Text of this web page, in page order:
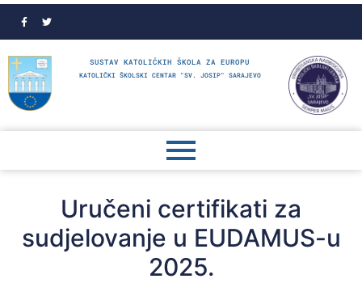
SUSTAV KATOLIČKIH ŠKOLA ZA EUROPU
KATOLIČKI ŠKOLSKI CENTAR "SV. JOSIP" SARAJEVO
Uručeni certifikati za
sudjelovanje u EUDAMUS-u
2025.